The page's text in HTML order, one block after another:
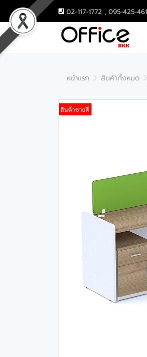
02-117-1772 , 095-425-
หน้าแรก สินค้าทั้งหมด
สินค้าขายดี